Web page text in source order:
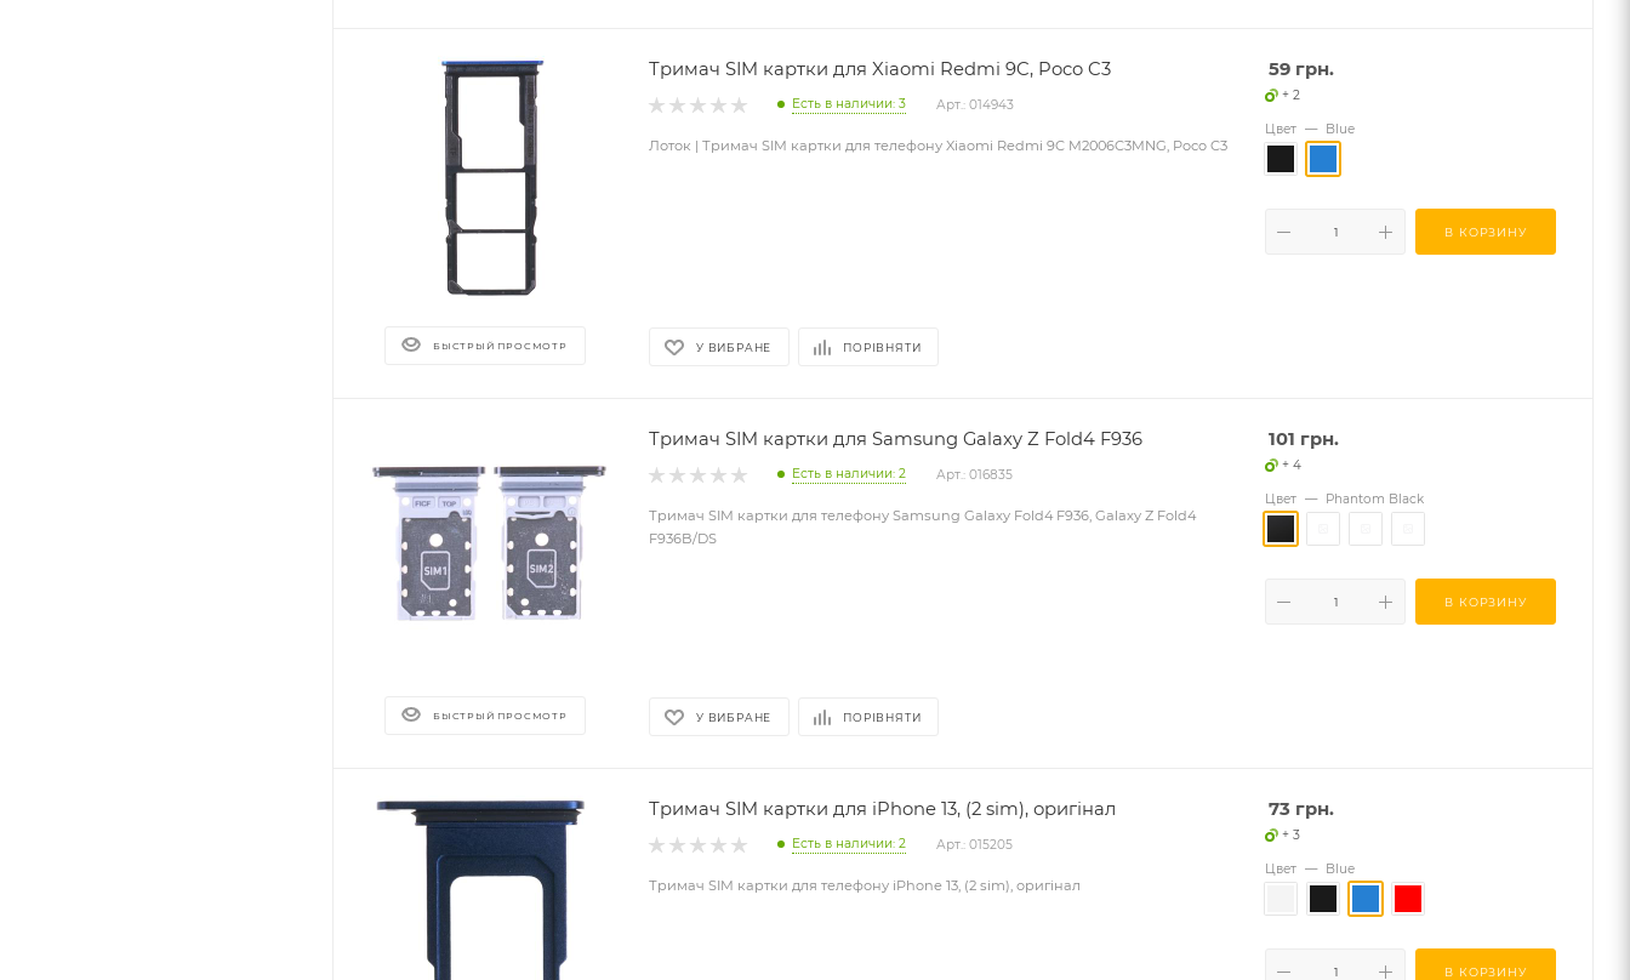
БЫСТРЫЙ ПРОСМОТР
Тримач SIM картки для Xiaomi Redmi 9C, Poco C3
Есть в наличии: 3 Арт.: 014943
Лоток | Тримач SIM картки для телефону Xiaomi Redmi 9C M2006C3MNG, Poco C3
У ВИБРАНЕ ПОРІВНЯТИ
59 грн.
+ 2
Цвет — Blue
В КОРЗИНУ
БЫСТРЫЙ ПРОСМОТР
Тримач SIM картки для Samsung Galaxy Z Fold4 F936
Есть в наличии: 2 Арт.: 016835
Тримач SIM картки для телефону Samsung Galaxy Fold4 F936, Galaxy Z Fold4
F936B/DS
У ВИБРАНЕ ПОРІВНЯТИ
101 грн.
+ 4
Цвет — Phantom Black
В КОРЗИНУ
Тримач SIM картки для iPhone 13, (2 sim), оригінал
Есть в наличии: 2 Арт.: 015205
Тримач SIM картки для телефону iPhone 13, (2 sim), оригінал
73 грн.
+ 3
Цвет — Blue
В КОРЗИНУ